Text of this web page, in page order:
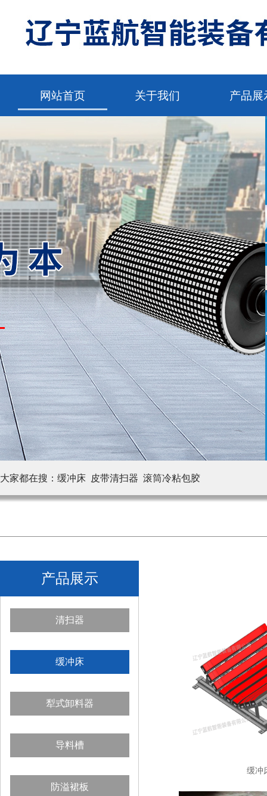
网站首页 关于我们 产品展
大家都在搜： 缓冲床 皮带清扫器 滚筒冷粘包胶
产品展示
清扫器
缓冲床
犁式卸料器
导料槽
防溢裙板
缓冲